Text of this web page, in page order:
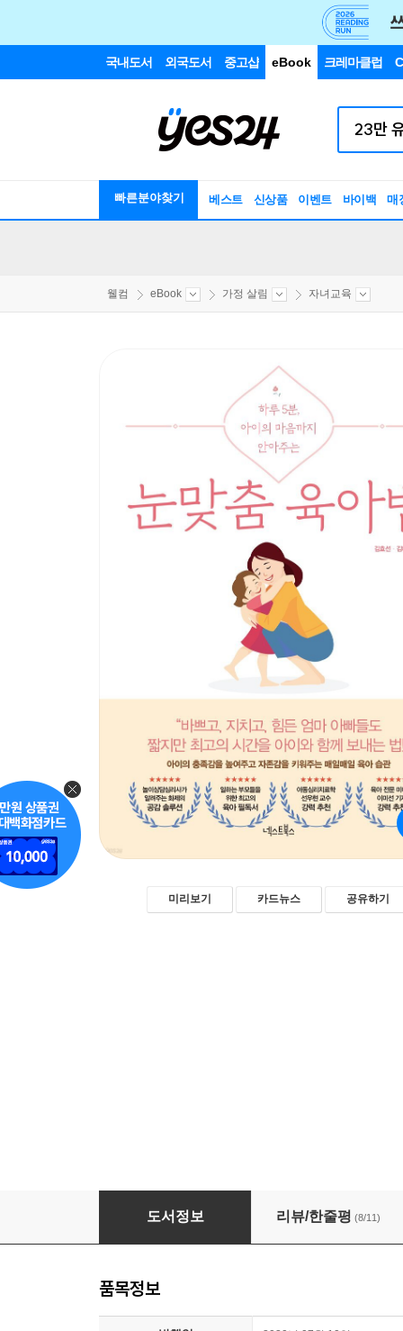
국내도서 외국도서 중고샵 eBook 크레마클럽
빠른분야찾기 베스트 신상품 이벤트 바이백 매
웰컴 eBook 가정 살림 자녀교육
미리보기 카드뉴스 공유하기
눈맞춤 육아법
도서정보 리뷰/한줄평 (8/11)
품목정보